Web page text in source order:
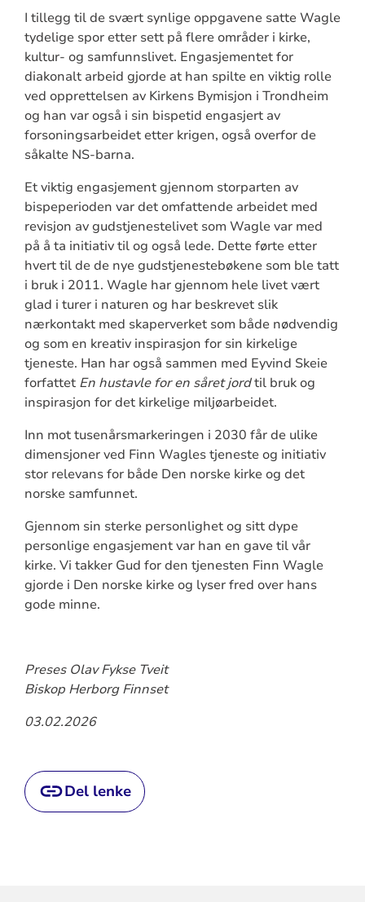
I tillegg til de svært synlige oppgavene satte Wagle
tydelige spor etter sett på flere områder i kirke,
kultur- og samfunnslivet. Engasjementet for
diakonalt arbeid gjorde at han spilte en viktig rolle
ved opprettelsen av Kirkens Bymisjon i Trondheim
og han var også i sin bispetid engasjert av
forsoningsarbeidet etter krigen, også overfor de
såkalte NS-barna.
Et viktig engasjement gjennom storparten av
bispeperioden var det omfattende arbeidet med
revisjon av gudstjenestelivet som Wagle var med
på å ta initiativ til og også lede. Dette førte etter
hvert til de de nye gudstjenestebøkene som ble tatt
i bruk i 2011. Wagle har gjennom hele livet vært
glad i turer i naturen og har beskrevet slik
nærkontakt med skaperverket som både nødvendig
og som en kreativ inspirasjon for sin kirkelige
tjeneste. Han har også sammen med Eyvind Skeie
forfattet En hustavle for en såret jordtil bruk og
inspirasjon for det kirkelige miljøarbeidet.
Inn mot tusenårsmarkeringen i 2030 får de ulike
dimensjoner ved Finn Wagles tjeneste og initiativ
stor relevans for både Den norske kirke og det
norske samfunnet.
Gjennom sin sterke personlighet og sitt dype
personlige engasjement var han en gave til vår
kirke. Vi takker Gud for den tjenesten Finn Wagle
gjorde i Den norske kirke og lyser fred over hans
gode minne.
Preses Olav Fykse Tveit
Biskop Herborg Finnset
03.02.2026
Del lenke